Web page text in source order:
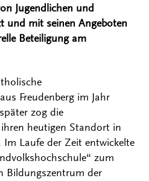
Jugendlichen und
und mit seinen Angeboten
Beteiligung am
Freudenberg im Jahr
zog die
heutigen Standort in
Im Laufe der Zeit entwickelte
zum
Bildungszentrum der